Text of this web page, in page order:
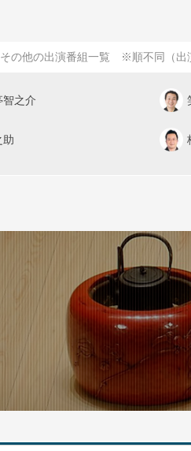
の他の出演番組一覧 ※順不同（出
智之介
助